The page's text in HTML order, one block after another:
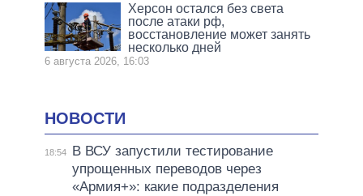
Херсон остался без света
после атаки рф,
восстановление может занять
несколько дней
6 августа 2026, 16:03
НОВОСТИ
18:54
В ВСУ запустили тестирование
упрощенных переводов через
«Армия+»: какие подразделения